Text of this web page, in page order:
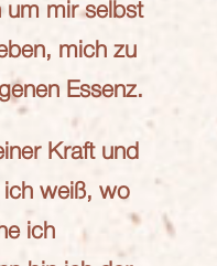
um mir selbst
mich zu
Essenz.
Kraft und
ich weiß, wo
ich